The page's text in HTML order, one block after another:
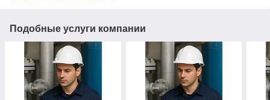
Подобные услуги компании